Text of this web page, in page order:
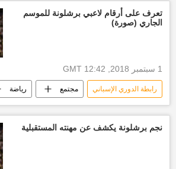
أخبار ميسي أخبار إسبانيا
تعرف على أرقام لاعبي برشلونة للموسم
الجاري (صورة)
1 سبتمبر 2018, 12:42 GMT
رابطة الدوري الإسباني مجتمع رياضة
الأخبار نادي برشلونة أخبار ميسي
الدوري الإسباني أخبار إسبانيا
نجم برشلونة يكشف عن مهنته المستقبلية